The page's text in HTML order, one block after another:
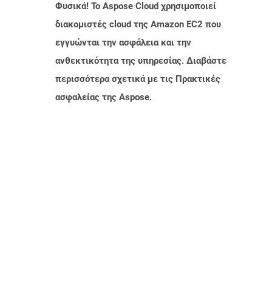
Φυσικά! Το Aspose Cloud χρησιμοποιεί
διακομιστές cloud της Amazon EC2 που
εγγυώνται την ασφάλεια και την
ανθεκτικότητα της υπηρεσίας. Διαβάστε
περισσότερα σχετικά με τις Πρακτικές
ασφαλείας της Aspose.